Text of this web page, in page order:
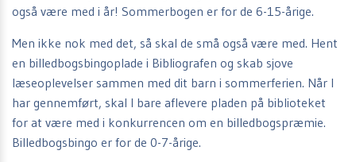
også være med i år! Sommerbogen er for de 6-15-årige.
Men ikke nok med det, så skal de små også være med. Hent
en billedbogsbingoplade i Bibliografen og skab sjove
læseoplevelser sammen med dit barn i sommerferien. Når I
har gennemført, skal I bare aflevere pladen på biblioteket
for at være med i konkurrencen om en billedbogspræmie.
Billedbogsbingo er for de 0-7-årige.